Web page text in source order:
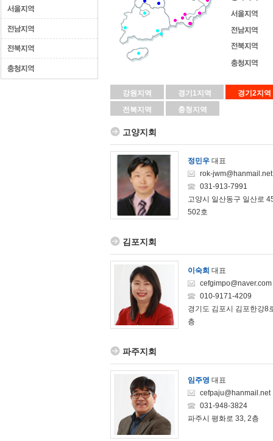
강원지역 경기1지역
경기2지역
전북지역
충청지역
고양지회
정민우 대표
rok-jwm@hanmail.net
031-913-7991
고양시 일산동구 일산로
502호
김포지회
이숙희 대표
cefgimpo@naver.com
010-9171-4209
경기도 김포시 김포한강8
층
파주지회
임주영 대표
cefpaju@hanmail.net
031-948-3824
파주시 평화로 33, 2층